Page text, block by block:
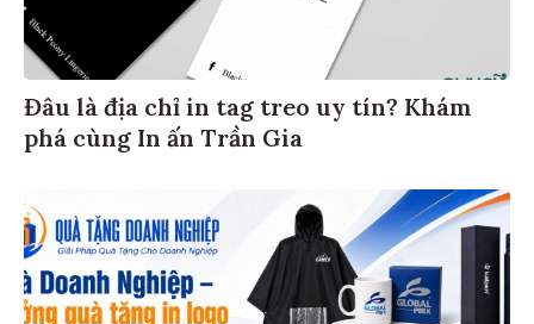
Đâu là địa chỉ in tag treo uy tín? Khám
phá cùng In ấn Trần Gia